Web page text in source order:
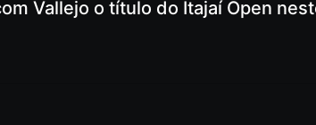
Vallejo o título do Itajaí Open